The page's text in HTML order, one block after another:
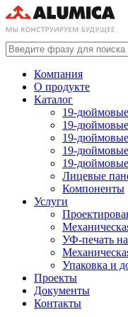
Компания
О продукте
Каталог
19-
19-
19-
19-
19-
Лицевые
Компоненты
Услуги
УФ-печать
Упаковка и
Проекты
Документы
Контакты